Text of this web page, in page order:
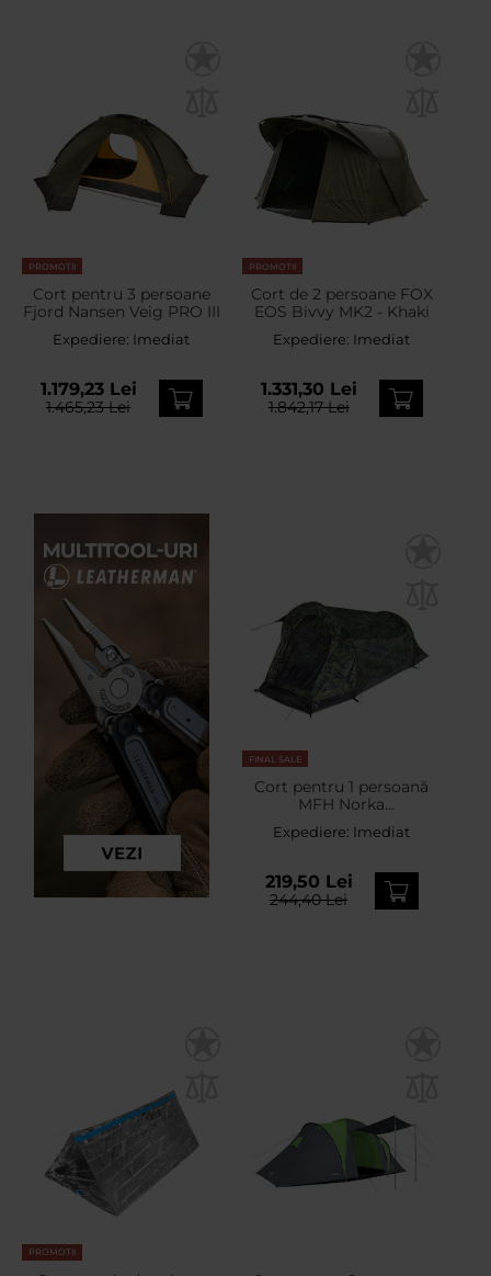
PROMOTII
Cort pentru 3 persoane
Fjord Nansen Veig PRO III
Expediere: Imediat
1.179,23 Lei
1.465,23 Lei
PROMOTII
Cort de 2 persoane FOX
EOS Bivvy MK2 - Khaki
Expediere: Imediat
1.331,30 Lei
1.842,17 Lei
FINAL SALE
Cort pentru 1 persoană
MFH Norka
Schwarzenberg - M05
Finnish Camo
Expediere: Imediat
219,50 Lei
244,40 Lei
PROMOTII